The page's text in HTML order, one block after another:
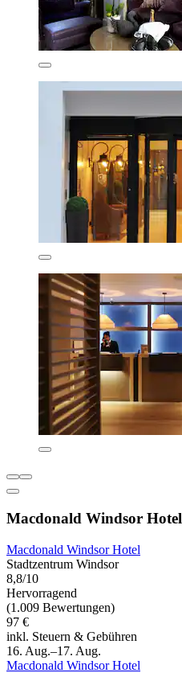
Macdonald Windsor Hotel
Macdonald Windsor Hotel
Stadtzentrum Windsor
8,8/10
Hervorragend
(1.009 Bewertungen)
97 €
inkl. Steuern & Gebühren
16. Aug.–17. Aug.
Macdonald Windsor Hotel